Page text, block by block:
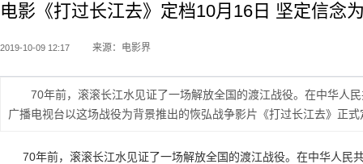
电影《打过长江去》定档10月16日 坚定信念
2019-10-09 12:17 来源：电影界
70年前，滚滚长江水见证了一场解放全国的渡江战役。在中华人
广播电视台以这场战役为背景推出的恢弘战争影片《打过长江去》正
70年前，滚滚长江水见证了一场解放全国的渡江战役。在中华人民